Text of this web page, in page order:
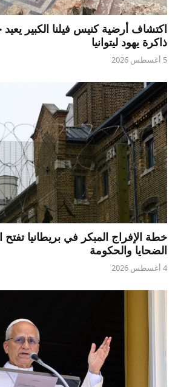
اكتشاف أرضية كنيس فيلنا الكبير
ذاكرة يهود ليتوانيا
5 أغسطس 2026
خطة الإفراج المبكر في بريطانيا تفتح
الضحايا والحكومة
4 أغسطس 2026